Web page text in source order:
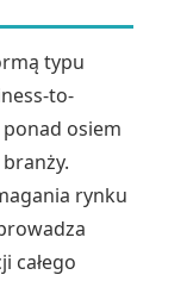
typu
to-
osiem
rynku
całego